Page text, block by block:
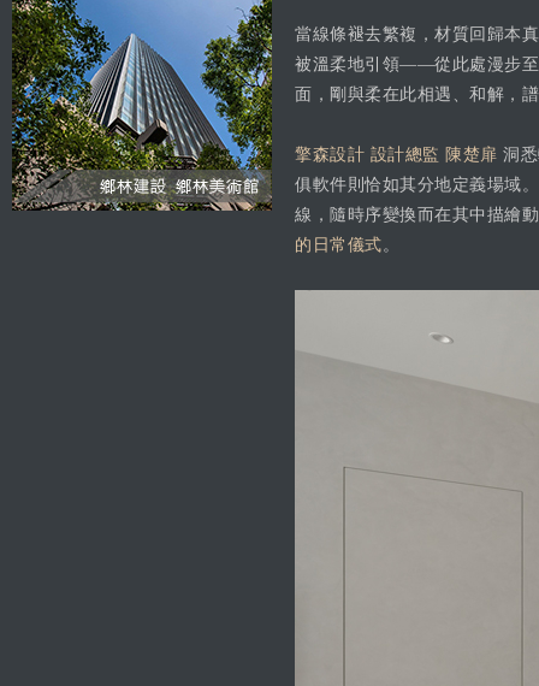
當線條褪去繁複，材質回歸本
被溫柔地引領——從此處漫步至
面，剛與柔在此相遇、和解，
擎森設計 設計總監 陳楚扉 洞
俱軟件則恰如其分地定義場域
線，隨時序變換而在其中描繪
的日常儀式。